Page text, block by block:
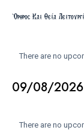
Όρθρος Και Θεία
There are no
09/08/2026
Calendar
There are no